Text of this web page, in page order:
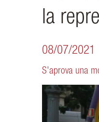
la
08/07/2021
S'aprova una